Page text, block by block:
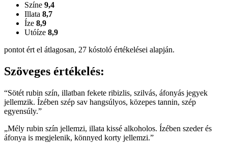
Színe 9,4
Illata 8,7
Íze 8,9
Utóíze 8,9
pontot ért el átlagosan, 27 kóstoló értékelései alapján.
Szöveges értékelés:
“Sötét rubin szín, illatban fekete ribizlis, szilvás, áfonyás jegyek
jellemzik. Ízében szép sav hangsúlyos, közepes tannin, szép
egyensúly.”
„Mély rubin szín jellemzi, illata kissé alkoholos. Ízében szeder és
áfonya is megjelenik, könnyed korty jellemzi.”